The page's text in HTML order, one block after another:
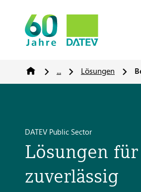
... Lösungen
DATEV Public Sector
Lösungen
zuverlässig